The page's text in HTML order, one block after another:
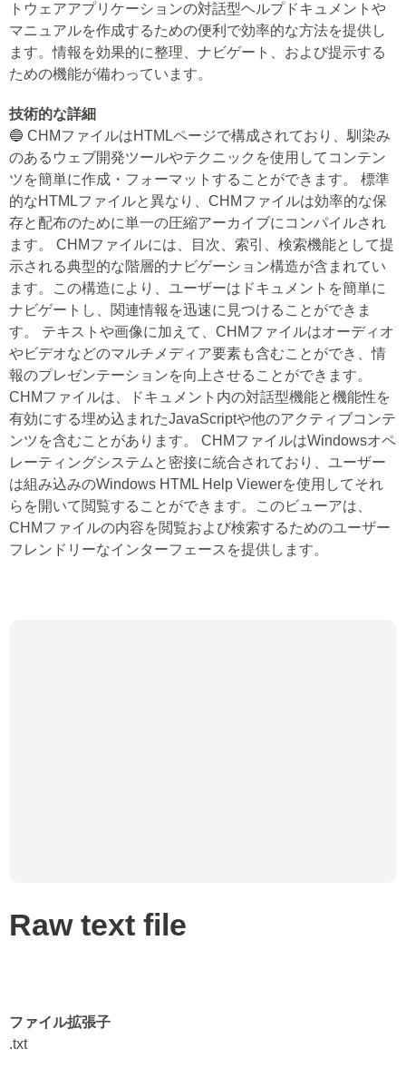
トウェアアプリケーションの対話型ヘルプドキュメントや
マニュアルを作成するための便利で効率的な方法を提供し
ます。情報を効果的に整理、ナビゲート、および提示する
ための機能が備わっています。
技術的な詳細
🔵 CHMファイルはHTMLページで構成されており、馴染み
のあるウェブ開発ツールやテクニックを使用してコンテン
ツを簡単に作成・フォーマットすることができます。 標準
的なHTMLファイルと異なり、CHMファイルは効率的な保
存と配布のために単一の圧縮アーカイブにコンパイルされ
ます。 CHMファイルには、目次、索引、検索機能として提
示される典型的な階層的ナビゲーション構造が含まれてい
ます。この構造により、ユーザーはドキュメントを簡単に
ナビゲートし、関連情報を迅速に見つけることができま
す。 テキストや画像に加えて、CHMファイルはオーディオ
やビデオなどのマルチメディア要素も含むことができ、情
報のプレゼンテーションを向上させることができます。
CHMファイルは、ドキュメント内の対話型機能と機能性を
有効にする埋め込まれたJavaScriptや他のアクティブコンテ
ンツを含むことがあります。 CHMファイルはWindowsオペ
レーティングシステムと密接に統合されており、ユーザー
は組み込みのWindows HTML Help Viewerを使用してそれ
らを開いて閲覧することができます。このビューアは、
CHMファイルの内容を閲覧および検索するためのユーザー
フレンドリーなインターフェースを提供します。
Raw text file
ファイル拡張子
.txt